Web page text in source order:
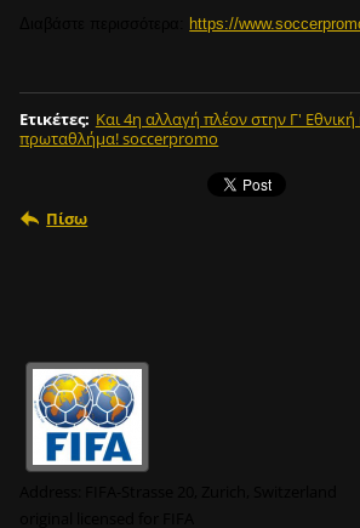
https://
Ετικέτες: Και 4η αλλαγή πλέον στην Γ' Εθνική
πρωταθλήμα! soccerpromo
Πίσω